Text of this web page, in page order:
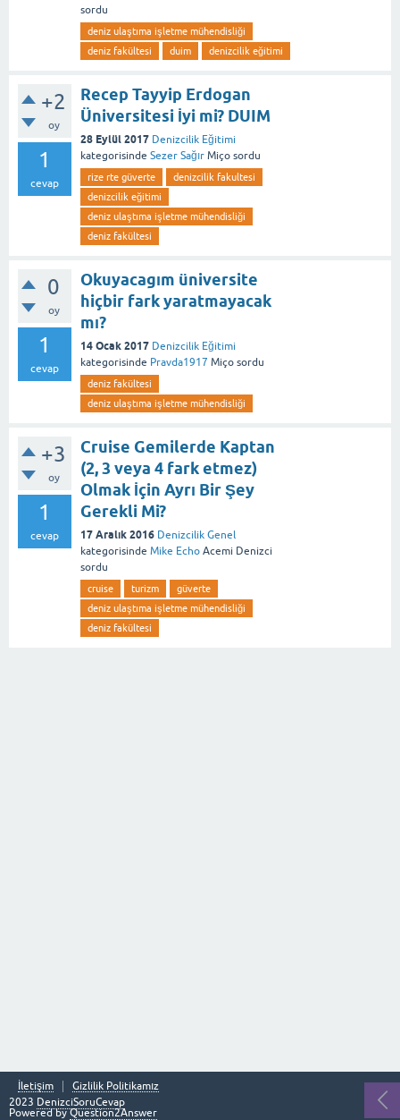
sordu
deniz ulaştıma işletme mühendisliği
deniz fakültesi
duim denizcilik eğitimi
+2
oy
1
cevap
Recep Tayyip Erdogan
Üniversitesi İyi mi? DUIM
28 Eylül 2017 Denizcilik Eğitimi
kategorisinde Sezer Sağır Miço sordu
rize rte güverte
denizcilik fakultesi
denizcilik eğitimi
deniz ulaştıma işletme mühendisliği
deniz fakültesi
0
oy
1
cevap
Okuyacagım üniversite
hiçbir fark yaratmayacak
mı?
14 Ocak 2017 Denizcilik Eğitimi
kategorisinde Pravda1917 Miço sordu
deniz fakültesi
deniz ulaştıma işletme mühendisliği
+3
oy
1
cevap
Cruise Gemilerde Kaptan
(2, 3 veya 4 fark etmez)
Olmak İçin Ayrı Bir Şey
Gerekli Mi?
17 Aralık 2016 Denizcilik Genel
kategorisinde Mike Echo Acemi Denizci
sordu
cruise turizm
güverte
deniz ulaştıma işletme mühendisliği
deniz fakültesi
İletişim
Gizlilik Politikamız
2023 DenizciSoruCevap
Powered byQuestion2Answer